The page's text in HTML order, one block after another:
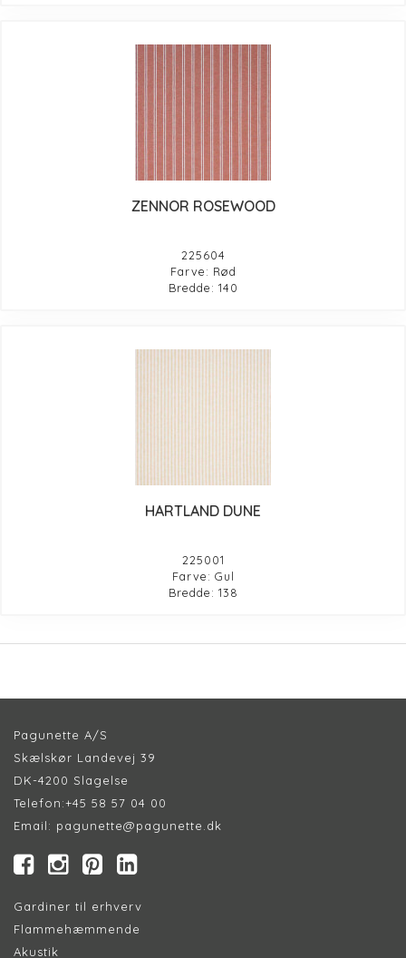
ZENNOR ROSEWOOD
225604
Farve: Rød
Bredde: 140
HARTLAND DUNE
225001
Farve: Gul
Bredde: 138
Pagunette A/S
Skælskør Landevej 39
DK-4200 Slagelse
Telefon:+45 58 57 04 00
Email: pagunette@pagunette.dk
Gardiner til erhverv
Flammehæmmende
Akustik